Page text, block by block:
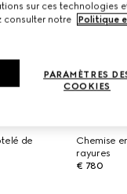
de
Chemise
rayures
€ 780
sur ces technologies
consulter notre
Politique
PARAMÈTRES
COOKIES